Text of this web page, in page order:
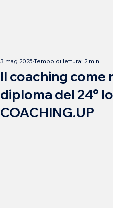
Il coaching come
diploma del 24°
COACHING.UP
3 mag 2025 Tempo di lettura: 2 min